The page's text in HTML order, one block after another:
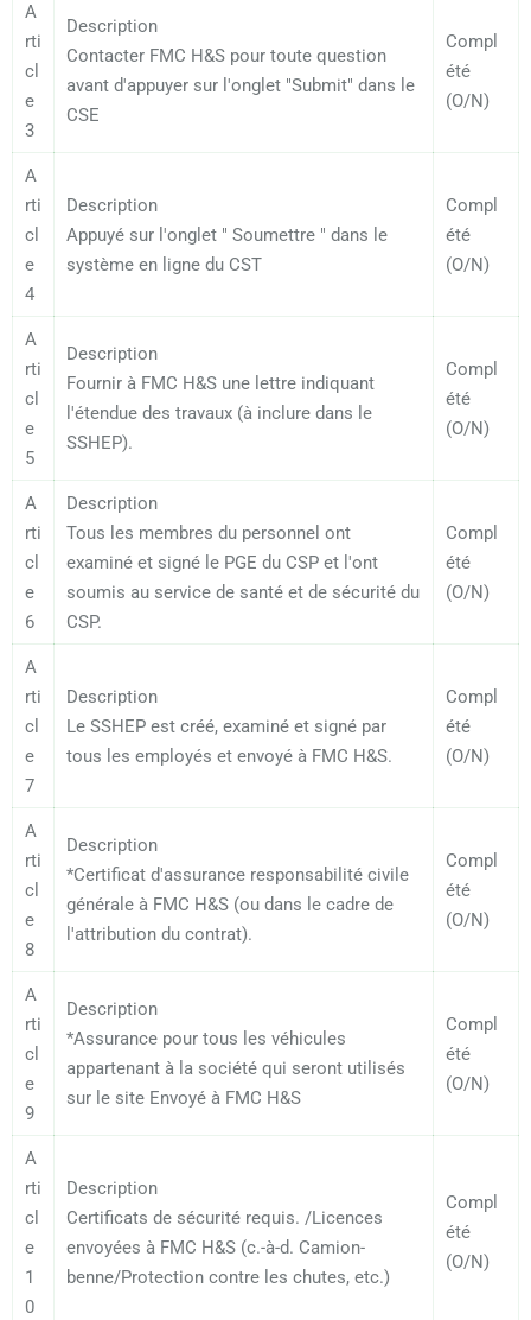
A
rti
cl
e
3
Description
Contacter FMC H&S pour toute question
avant d'appuyer sur l'onglet "Submit" dans le
CSE
Compl
été
(O/N)
A
rti
cl
e
4
Description
Appuyé sur l'onglet " Soumettre " dans le
système en ligne du CST
Compl
été
(O/N)
A
rti
cl
e
5
Description
Fournir à FMC H&S une lettre indiquant
l'étendue des travaux (à inclure dans le
SSHEP).
Compl
été
(O/N)
A
rti
cl
e
6
Description
Tous les membres du personnel ont
examiné et signé le PGE du CSP et l'ont
soumis au service de santé et de sécurité du
CSP.
Compl
été
(O/N)
A
rti
cl
e
7
Description
Le SSHEP est créé, examiné et signé par
tous les employés et envoyé à FMC H&S.
Compl
été
(O/N)
A
rti
cl
e
8
Description
*Certificat d'assurance responsabilité civile
générale à FMC H&S (ou dans le cadre de
l'attribution du contrat).
Compl
été
(O/N)
A
rti
cl
e
9
Description
*Assurance pour tous les véhicules
appartenant à la société qui seront utilisés
sur le site Envoyé à FMC H&S
Compl
été
(O/N)
A
rti
cl
e
1
0
Description
Certificats de sécurité requis. /Licences
envoyées à FMC H&S (c.-à-d. Camion-
benne/Protection contre les chutes, etc.)
Compl
été
(O/N)